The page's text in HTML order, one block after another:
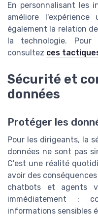
En personnalisant les
améliore
également la relation
la technologie. Pour
consultez ces
Sécurité et
données
Protéger les
Pour les dirigeants, la
données ne sont pas
C'est une réalité
avoir des
chatbots et agents
immédiatement :
informations sensibles